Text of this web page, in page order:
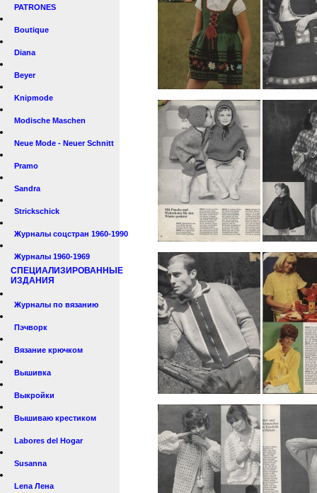
PATRONES
Boutique
Diana
Beyer
Knipmode
Modische Maschen
Neue Mode - Neuer Schnitt
Pramo
Sandra
Strickschick
Журналы соцстран 1960-1990
Журналы 1960-1969
СПЕЦИАЛИЗИРОВАННЫЕ
ИЗДАНИЯ
Журналы по вязанию
Пэчворк
Вязание крючком
Вышивка
Выкройки
Вышиваю крестиком
Labores del Hogar
Susanna
Lena Лена